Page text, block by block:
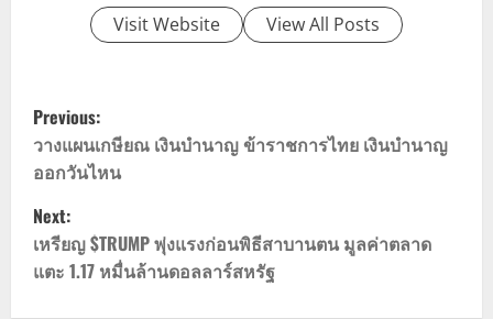
Visit Website View All Posts
P
o
s
t
n
Previous:
วางแผนเกษียณ เงินบํานาญ ข้าราชการไทย เงินบำนาญ
ออกวันไหน
Next:
เหรียญ $TRUMP พุ่งแรงก่อนพิธีสาบานตน มูลค่าตลาด
แตะ 1.17 หมื่นล้านดอลลาร์สหรัฐ